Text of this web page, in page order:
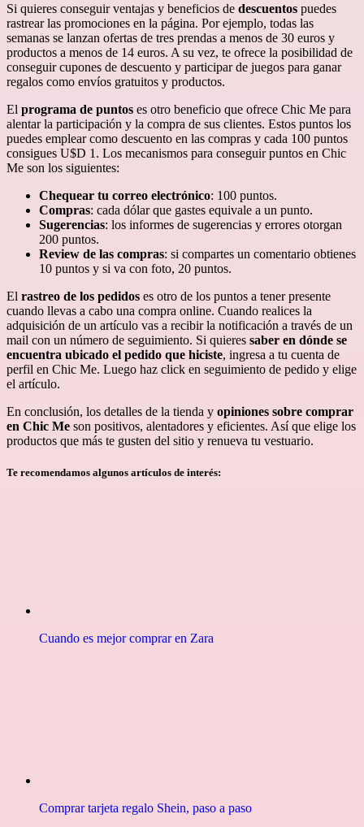
Si quieres conseguir ventajas y beneficios de descuentos puedes
rastrear las promociones en la página. Por ejemplo, todas las
semanas se lanzan ofertas de tres prendas a menos de 30 euros y
productos a menos de 14 euros. A su vez, te ofrece la posibilidad de
conseguir cupones de descuento y participar de juegos para ganar
regalos como envíos gratuitos y productos.
El programa de puntos es otro beneficio que ofrece Chic Me para
alentar la participación y la compra de sus clientes. Estos puntos los
puedes emplear como descuento en las compras y cada 100 puntos
consigues U$D 1. Los mecanismos para conseguir puntos en Chic
Me son los siguientes:
Chequear tu correo electrónico: 100 puntos.
Compras: cada dólar que gastes equivale a un punto.
Sugerencias: los informes de sugerencias y errores otorgan
200 puntos.
Review de las compras: si compartes un comentario obtienes
10 puntos y si va con foto, 20 puntos.
El rastreo de los pedidos es otro de los puntos a tener presente
cuando llevas a cabo una compra online. Cuando realices la
adquisición de un artículo vas a recibir la notificación a través de un
mail con un número de seguimiento. Si quieres saber en dónde se
encuentra ubicado el pedido que hiciste, ingresa a tu cuenta de
perfil en Chic Me. Luego haz click en seguimiento de pedido y elige
el artículo.
En conclusión, los detalles de la tienda y opiniones sobre comprar
en Chic Me son positivos, alentadores y eficientes. Así que elige los
productos que más te gusten del sitio y renueva tu vestuario.
Te recomendamos algunos artículos de interés:
Cuando es mejor comprar en Zara
Comprar tarjeta regalo Shein, paso a paso